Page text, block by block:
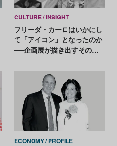
CULTURE INSIGHT
フリーダ・カーロはいかにし
て「アイコン」となったのか
──企画展が描き出すその軌
ECONOMY PROFILE